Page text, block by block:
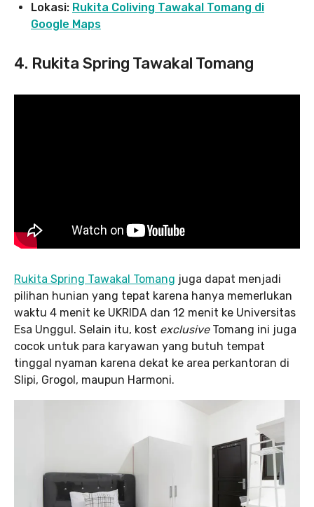
Lokasi: Rukita Coliving Tawakal Tomang di
Google Maps
4. Rukita Spring Tawakal Tomang
Rukita Spring Tawakal Tomang juga dapat menjadi
pilihan hunian yang tepat karena hanya memerlukan
waktu 4 menit ke UKRIDA dan 12 menit ke Universitas
Esa Unggul. Selain itu, kost exclusiveTomang ini juga
cocok untuk para karyawan yang butuh tempat
tinggal nyaman karena dekat ke area perkantoran di
Slipi, Grogol, maupun Harmoni.